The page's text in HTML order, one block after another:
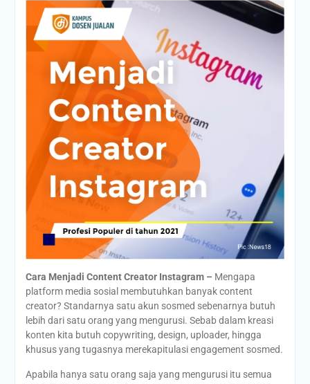
Cara Menjadi Content Creator Instagram – Mengapa
platform media sosial membutuhkan banyak content
creator? Standarnya satu akun sosmed sebenarnya butuh
lebih dari satu orang yang mengurusi. Sebab dalam kreasi
konten kita butuh copywriting, design, uploader, hingga
khusus yang tugasnya merekapitulasi engagement sosmed.
Apabila hanya satu orang saja yang mengurusi itu semua